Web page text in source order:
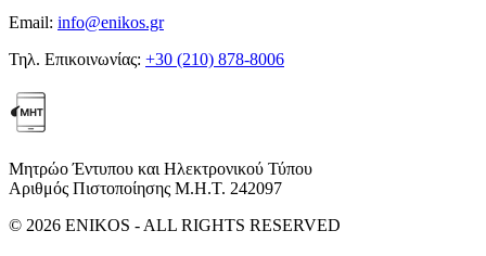
Email: info@enikos.gr
Τηλ. Επικοινωνίας: +30 (210) 878-8006
Μητρώο Έντυπου και Ηλεκτρονικού Τύπου
Αριθμός Πιστοποίησης Μ.Η.Τ. 242097
© 2026 ENIKOS - ALL RIGHTS RESERVED